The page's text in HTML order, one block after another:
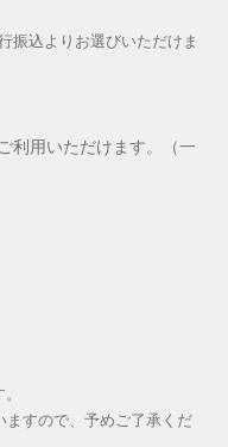
振込よりお選びいただけま
ご利用いただけます。（一
すので、予めご了承くだ